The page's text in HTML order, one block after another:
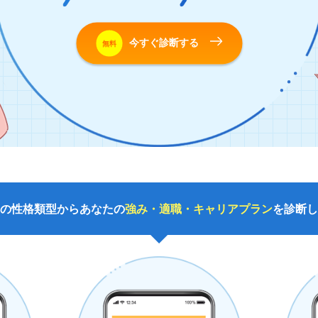
無料 今すぐ診断する
性格類型からあなたの強み・適職・キャリアプランを診断